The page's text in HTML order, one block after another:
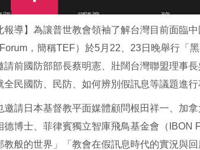
報導】為讓普世教會領袖了解台灣目前面臨
，簡稱TEF）於5月22、23日晚舉行
請前國防部部長蔡明憲、壯闊台灣聯盟理事
全民國防、民防、如何辨別假訊息等議題進行
邀請日本基督教平面媒體顧問根田祥一、加
德博士、菲律賓獨立智庫飛鳥基金會（
教般的世界」「教會在假訊息時代的實況與